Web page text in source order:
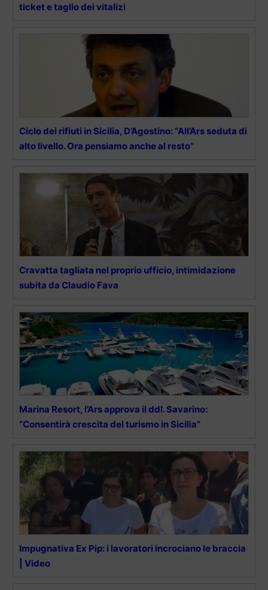
ticket e taglio dei vitalizi
Ciclo dei rifiuti in Sicilia, D’Agostino: “All’Ars seduta di
alto livello. Ora pensiamo anche al resto”
Cravatta tagliata nel proprio ufficio, intimidazione
subita da Claudio Fava
Marina Resort, l’Ars approva il ddl. Savarino:
“Consentirà crescita del turismo in Sicilia”
Impugnativa Ex Pip: i lavoratori incrociano le braccia
| Video